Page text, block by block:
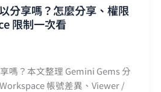
分享嗎？怎麼分享、權限
限制一次看
嗎？本文整理 Gemini Gems 分
帳號差異、Viewer /